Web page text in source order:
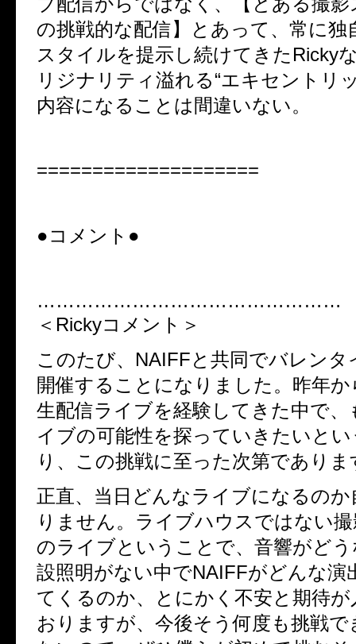
の挑戦的な配信】とあって、常に独
スタイルを提示し続けてきた Ricky
リジナリティ溢れる“エキセントリ
内容になることは間違いない。
====================
●コメント●
…………………………………………
＜ Rickyコメント＞
このたび、 NAIFFと共同でバレン
開催することになりました。昨年
生配信ライブを経験してきた中で、
イブの可能性を探っていきたいと
り、この挑戦に至った次第でありま
正直、当日どんなライブになるの
りません。ライブハウスではない
のライブということで、音響がど
設照明がない中でNAIFFがどんな演
てくるのか、とにかく不安と期待
おりますが、今後そう何度も挑戦